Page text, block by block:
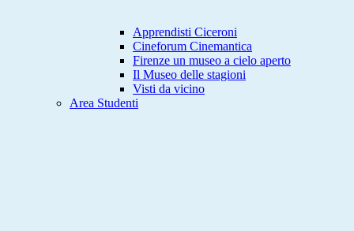
Apprendisti Ciceroni
Cineforum Cinemantica
Firenze un museo a cielo aperto
Il Museo delle stagioni
Visti da vicino
Area Studenti